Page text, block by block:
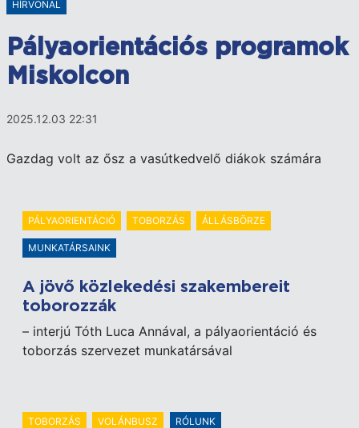
HÍRVONAL
Pályaorientációs programok
Miskolcon
2025.12.03 22:31
Gazdag volt az ősz a vasútkedvelő diákok számára
PÁLYAORIENTÁCIÓ TOBORZÁS ÁLLÁSBÖRZE
MUNKATÁRSAINK
A jövő közlekedési szakembereit
toborozzák
– interjú Tóth Luca Annával, a pályaorientáció és
toborzás szervezet munkatársával
TOBORZÁS VOLÁNBUSZ RÓLUNK